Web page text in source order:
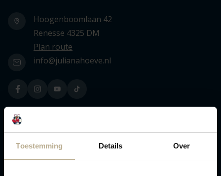
Toestemming Details Over
Hoogenboomlaan 42
Renesse 4325 DM
Plan route
info@julianahoeve.nl
Rental